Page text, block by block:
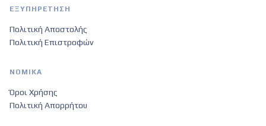
ΕΞΥΠΗΡΈΤΗΣΗ
Πολιτική Αποστολής
Πολιτική Επιστροφών
ΝΟΜΙΚΆ
Όροι Χρήσης
Πολιτική Απορρήτου